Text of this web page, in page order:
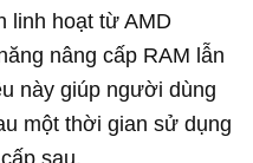
linh hoạt từ AMD
nâng cấp RAM lẫn
này giúp người dùng
một thời gian sử dụng
sau.